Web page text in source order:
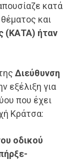
κατά
και
(ΚΑΤΑ) ήταν
Διεύθυνση
εξέλιξη για
που έχει
Κράτσα:
οδικού